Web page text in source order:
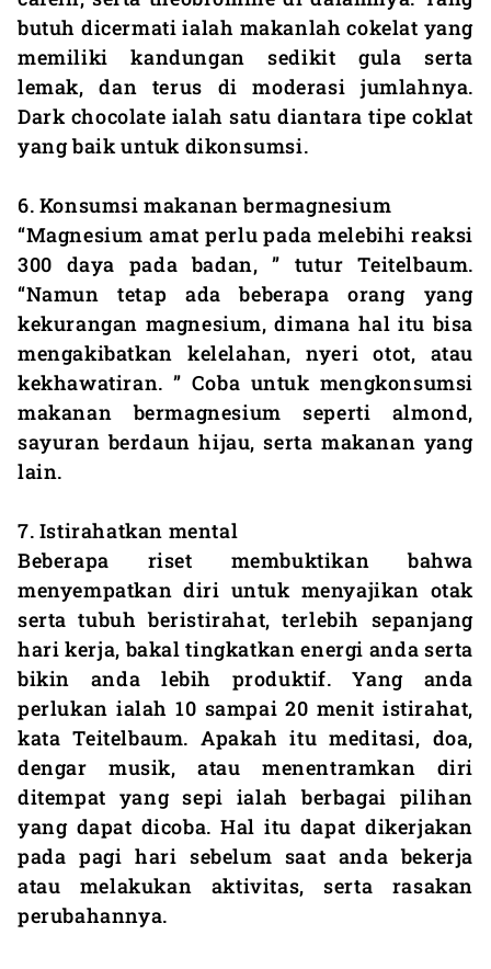
butuh dicermati ialah makanlah cokelat yang
memiliki kandungan sedikit gula serta
lemak, dan terus di moderasi jumlahnya.
Dark chocolate ialah satu diantara tipe coklat
yang baik untuk dikonsumsi.
6. Konsumsi makanan bermagnesium
“Magnesium amat perlu pada melebihi reaksi
300 daya pada badan, ” tutur Teitelbaum.
“Namun tetap ada beberapa orang yang
kekurangan magnesium, dimana hal itu bisa
mengakibatkan kelelahan, nyeri otot, atau
kekhawatiran. ” Coba untuk mengkonsumsi
makanan bermagnesium seperti almond,
sayuran berdaun hijau, serta makanan yang
lain.
7. Istirahatkan mental
Beberapa riset membuktikan bahwa
menyempatkan diri untuk menyajikan otak
serta tubuh beristirahat, terlebih sepanjang
hari kerja, bakal tingkatkan energi anda serta
bikin anda lebih produktif. Yang anda
perlukan ialah 10 sampai 20 menit istirahat,
kata Teitelbaum. Apakah itu meditasi, doa,
dengar musik, atau menentramkan diri
ditempat yang sepi ialah berbagai pilihan
yang dapat dicoba. Hal itu dapat dikerjakan
pada pagi hari sebelum saat anda bekerja
atau melakukan aktivitas, serta rasakan
perubahannya.